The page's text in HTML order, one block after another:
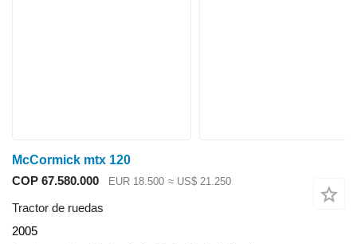
McCormick mtx 120
COP 67.580.000
EUR 18.500 ≈ US$ 21.250
Tractor de ruedas
2005